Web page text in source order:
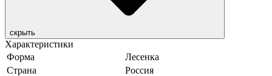
скрыть
Характеристики
Форма
Лесенка
Страна
Россия